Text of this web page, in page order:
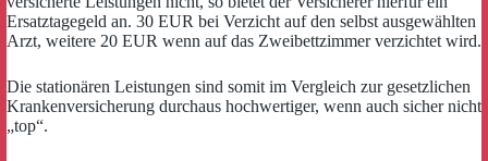
Ersatztagegeld an. 30 EUR bei Verzicht auf den selbst ausgewählten
Arzt, weitere 20 EUR wenn auf das Zweibettzimmer verzichtet wird.
Die stationären Leistungen sind somit im Vergleich zur gesetzlichen
Krankenversicherung durchaus hochwertiger, wenn auch sicher nicht
„top“.